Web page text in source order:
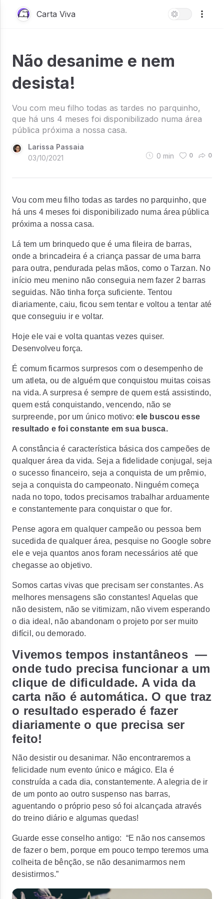
Carta Viva
Não desanime e nem
desista!
Vou com meu filho todas as tardes no parquinho,
que há uns 4 meses foi disponibilizado numa área
pública próxima a nossa casa.
Larissa Passaia
03/10/2021
0 min 0 0
Vou com meu filho todas as tardes no parquinho, que
há uns 4 meses foi disponibilizado numa área pública
próxima a nossa casa.
Lá tem um brinquedo que é uma fileira de barras,
onde a brincadeira é a criança passar de uma barra
para outra, pendurada pelas mãos, como o Tarzan. No
início meu menino não conseguia nem fazer 2 barras
seguidas. Não tinha força suficiente. Tentou
diariamente, caiu, ficou sem tentar e voltou a tentar até
que conseguiu ir e voltar.
Hoje ele vai e volta quantas vezes quiser.
Desenvolveu força.
É comum ficarmos surpresos com o desempenho de
um atleta, ou de alguém que conquistou muitas coisas
na vida. A surpresa é sempre de quem está assistindo,
quem está conquistando, vencendo, não se
surpreende, por um único motivo:ele buscou esse
resultado e foi constante em sua busca.
A constância é característica básica dos campeões de
qualquer área da vida. Seja a fidelidade conjugal, seja
o sucesso financeiro, seja a conquista de um prêmio,
seja a conquista do campeonato. Ninguém começa
nada no topo, todos precisamos trabalhar arduamente
e constantemente para conquistar o que for.
Pense agora em qualquer campeão ou pessoa bem
sucedida de qualquer área, pesquise no Google sobre
ele e veja quantos anos foram necessários até que
chegasse ao objetivo.
Somos cartas vivas que precisam ser constantes. As
melhores mensagens são constantes! Aquelas que
não desistem, não se vitimizam, não vivem esperando
o dia ideal, não abandonam o projeto por ser muito
difícil, ou demorado.
Vivemos tempos instantâneos —
onde tudo precisa funcionar a um
clique de dificuldade. A vida da
carta não é automática. O que traz
o resultado esperado é fazer
diariamente o que precisa ser
feito!
Não desistir ou desanimar. Não encontraremos a
felicidade num evento único e mágico. Ela é
construída a cada dia, constantemente. A alegria de ir
de um ponto ao outro suspenso nas barras,
aguentando o próprio peso só foi alcançada através
do treino diário e algumas quedas!
Guarde esse conselho antigo: “E não nos cansemos
de fazer o bem, porque em pouco tempo teremos uma
colheita de bênção, se não desanimarmos nem
desistirmos.”